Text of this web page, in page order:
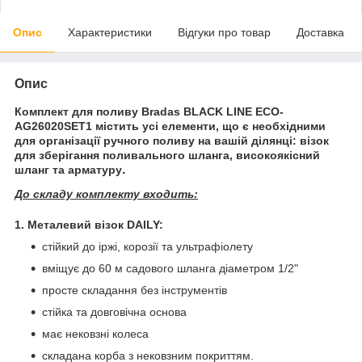
Опис Характеристики Відгуки про товар Доставка
Опис
Комплект для поливу Bradas BLACK LINE ECO-
AG26020SET1 містить усі елементи, що є необхідними
для організації ручного поливу на вашій ділянці: візок
для зберігання поливального шланга, високоякісний
шланг та арматуру.
До складу комплекту входить:
1. Металевий візок DAILY:
стійкий до іржі, корозії та ультрафіолету
вміщує до 60 м садового шланга діаметром 1/2"
просте складання без інструментів
стійка та довговічна основа
має нековзні колеса
складана корба з нековзним покриттям.